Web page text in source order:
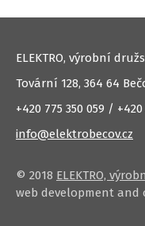
ELEKTRO, výrobní
Tovární 128, 364 64
+420 775 350 059 / +420
info@elektrobecov.cz
© 2018 ELEKTRO,
web development and